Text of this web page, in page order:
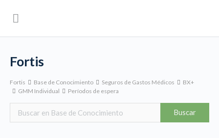
Fortis
Fortis Base de Conocimiento Seguros de Gastos Médicos
BX+
GMM Individual
Períodos de espera